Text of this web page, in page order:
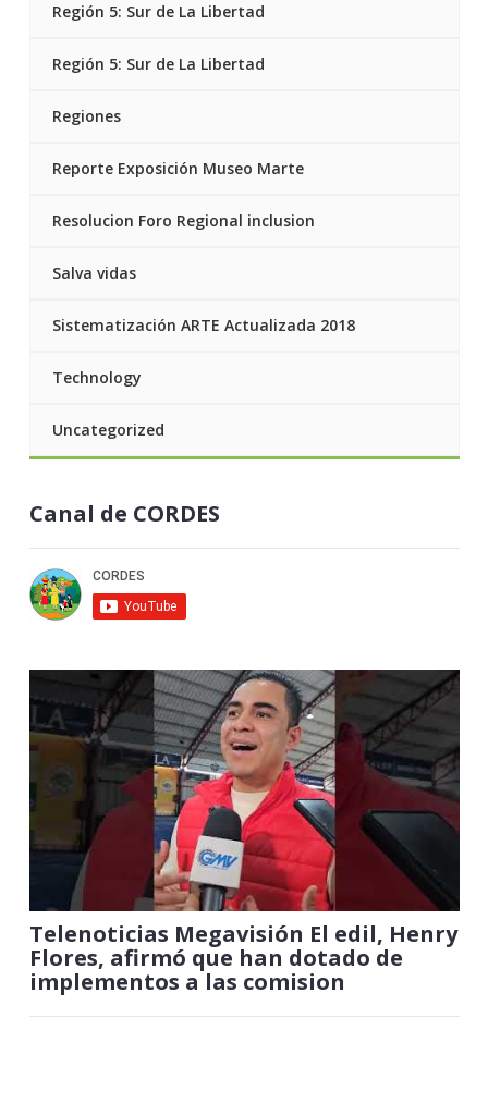
Región 5: Sur de La Libertad
Región 5: Sur de La Libertad
Regiones
Reporte Exposición Museo Marte
Resolucion Foro Regional inclusion
Salva vidas
Sistematización ARTE Actualizada 2018
Technology
Uncategorized
Canal de CORDES
Telenoticias Megavisión El edil, Henry
Flores, afirmó que han dotado de
implementos a las comision